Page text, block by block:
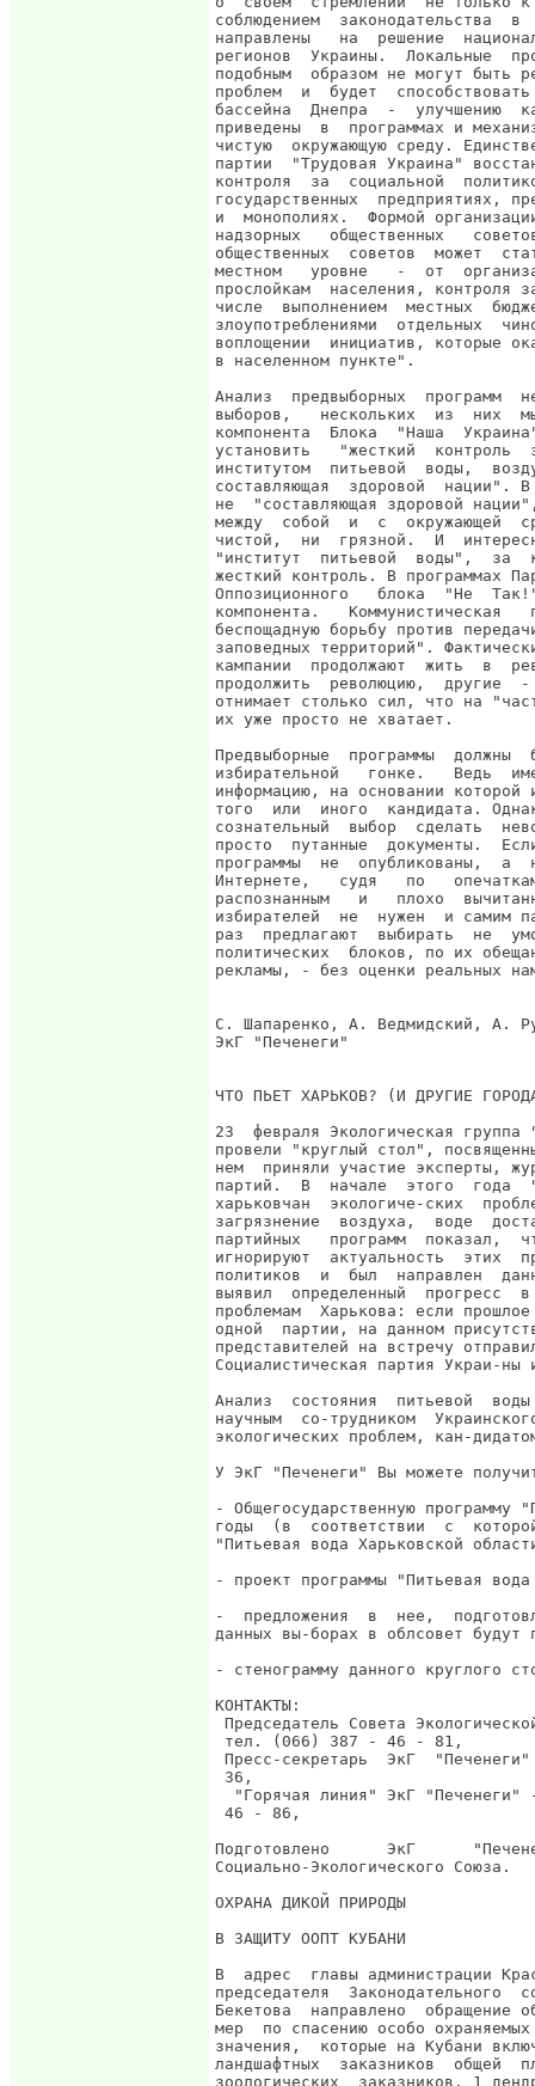
Пресс-секретарь  ЭкГ
36,
"Горячая линия" ЭкГ "Печенеги"
46 - 86,
Подготовлено      ЭкГ
Социально-Экологического Союза.
ОХРАНА ДИКОЙ ПРИРОДЫ
В ЗАЩИТУ ООПТ КУБАНИ
В  адрес  главы администрации
председателя  Законодательного
Бекетова  направлено  обращение
мер  по спасению особо
значения,  которые на Кубани
ландшафтных  заказников  общей
зоологических  заказников, 1